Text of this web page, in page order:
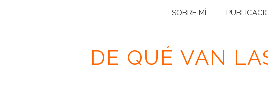
SOBRE MÍ
DE QUÉ VAN